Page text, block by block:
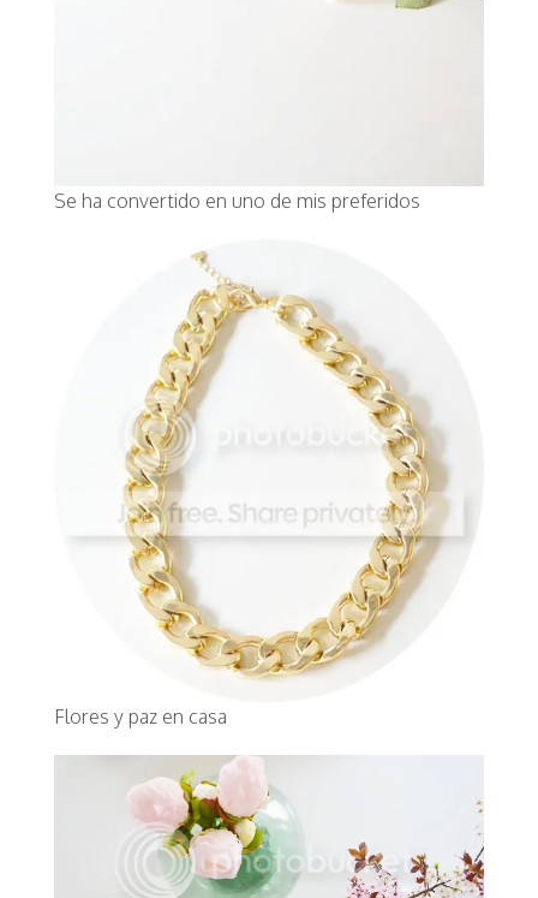
Se ha convertido en uno de mis preferidos
Flores y paz en casa